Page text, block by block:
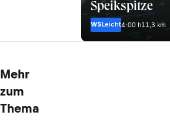
Speikspitze
WS Leicht4:00 h11,3 km
Mehr
zum
Thema